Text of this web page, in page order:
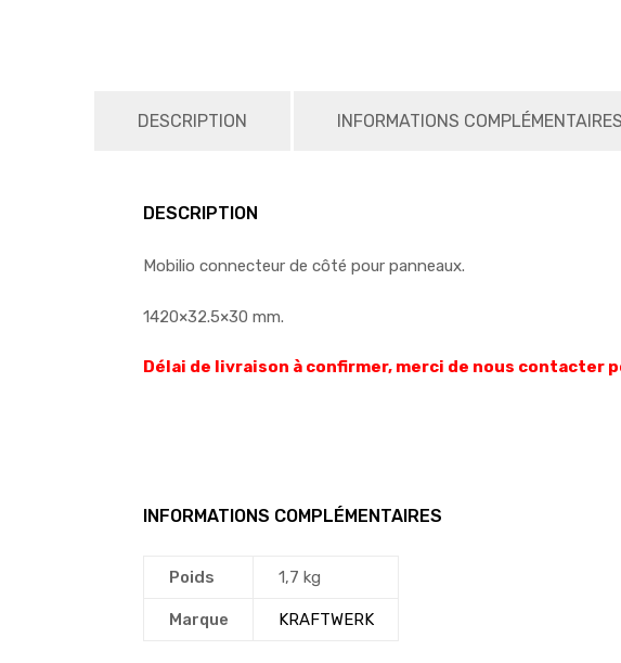
DESCRIPTION INFORMATIONS COMPLÉMENTAIRES
DESCRIPTION
Mobilio connecteur de côté pour panneaux.
1420×32.5×30 mm.
Délai de livraison à confirmer, merci de nous contacter
INFORMATIONS COMPLÉMENTAIRES
Poids 1,7 kg
Marque KRAFTWERK